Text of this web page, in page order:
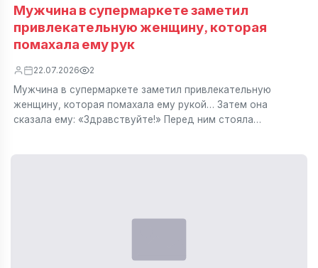
Мужчина в супермаркете заметил
привлекательную женщину, которая
помахала ему рук
22.07.2026 2
Мужчина в супермаркете заметил привлекательную
женщину, которая помахала ему рукой… Затем она
сказала ему: «Здравствуйте!» Перед ним стояла…